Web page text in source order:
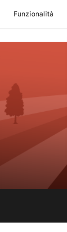
Funzionalità